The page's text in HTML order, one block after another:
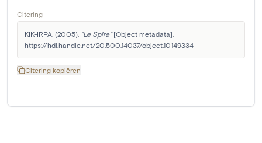
Citering
KIK-IRPA. (2005). "Le Spire" [Object metadata].
https://hdl.handle.net/20.500.14037/object.10149334
Citering kopiëren